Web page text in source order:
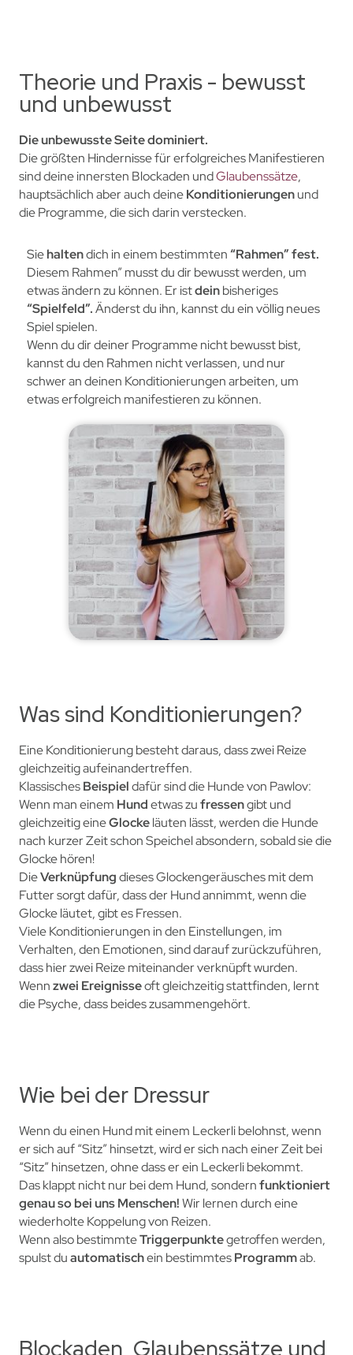
Theorie und Praxis - bewusst
und unbewusst
Die unbewusste Seite dominiert.
Die größten Hindernisse für erfolgreiches Manifestieren
sind deine innersten Blockaden undGlaubenssätze,
hauptsächlich aber auch deineKonditionierungenund
die Programme, die sich darin verstecken.
Siehaltendich in einem bestimmten“Rahmen” fest.
Diesem Rahmen” musst du dir bewusst werden, um
etwas ändern zu können. Er istdeinbisheriges
“Spielfeld”.Änderst du ihn, kannst du ein völlig neues
Spiel spielen.
Wenn du dir deiner Programme nicht bewusst bist,
kannst du den Rahmen nicht verlassen, und nur
schwer an deinen Konditionierungen arbeiten, um
etwas erfolgreich manifestieren zu können.
Was sind Konditionierungen?
Eine Konditionierung besteht daraus, dass zwei Reize
gleichzeitig aufeinandertreffen.
KlassischesBeispieldafür sind die Hunde von Pawlov:
Wenn man einem Hundetwas zufressengibt und
gleichzeitig eineGlockeläuten lässt, werden die Hunde
nach kurzer Zeit schon Speichel absondern, sobald sie die
Glocke hören!
DieVerknüpfungdieses Glockengeräusches mit dem
Futter sorgt dafür, dass der Hund annimmt, wenn die
Glocke läutet, gibt es Fressen.
VieleKonditionierungen inden Einstellungen, im
Verhalten, den Emotionen, sind darauf zurückzuführen,
dass hierzwei Reize miteinander verknüpft wurden.
Wennzwei Ereignisseoft gleichzeitig stattfinden, lernt
die Psyche, dass beides zusammengehört.
Wie bei der Dressur
Wenn du einen Hund mit einem Leckerli belohnst, wenn
er sich auf “Sitz” hinsetzt, wird er sich nach einer Zeit bei
“Sitz” hinsetzen, ohne dass er ein Leckerli bekommt.
Das klappt nicht nur bei dem Hund, sondernfunktioniert
genau so bei uns Menschen!Wir lernen durch eine
wiederholte Koppelung von Reizen.
Wenn also bestimmteTriggerpunktegetroffen werden,
spulst duautomatischein bestimmtesProgrammab.
Blockaden, Glaubenssätze und